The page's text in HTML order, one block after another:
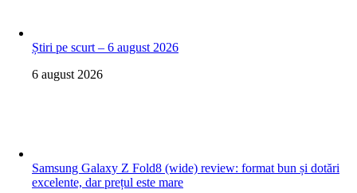
Știri pe scurt – 6 august 2026
6 august 2026
Samsung Galaxy Z Fold8 (wide) review: format bun și dotări
excelente, dar prețul este mare